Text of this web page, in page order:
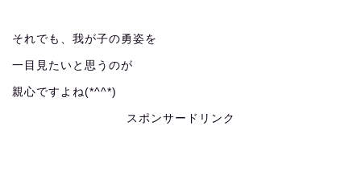
それでも、我が子の勇姿を
一目見たいと思うのが
親心ですよね(*^^*)
スポンサードリンク